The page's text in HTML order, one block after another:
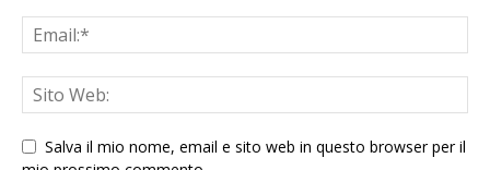
Salva il mio nome, email e sito web in questo browser per il